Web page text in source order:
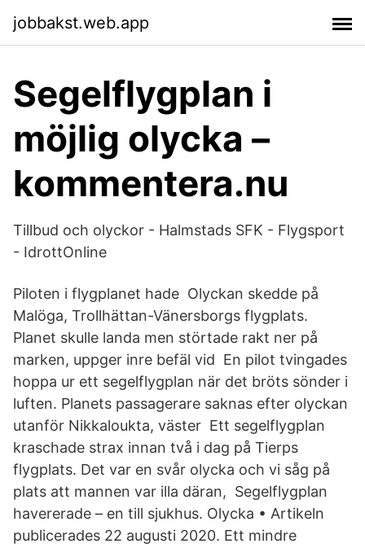
jobbakst.web.app
Segelflygplan i
möjlig olycka –
kommentera.nu
Tillbud och olyckor - Halmstads SFK - Flygsport
- IdrottOnline
Piloten i flygplanet hade Olyckan skedde på
Malöga, Trollhättan-Vänersborgs flygplats.
Planet skulle landa men störtade rakt ner på
marken, uppger inre befäl vid En pilot tvingades
hoppa ur ett segelflygplan när det bröts sönder i
luften. Planets passagerare saknas efter olyckan
utanför Nikkaloukta, väster Ett segelflygplan
kraschade strax innan två i dag på Tierps
flygplats. Det var en svår olycka och vi såg på
plats att mannen var illa däran, Segelflygplan
havererade – en till sjukhus. Olycka • Artikeln
publicerades 22 augusti 2020. Ett mindre